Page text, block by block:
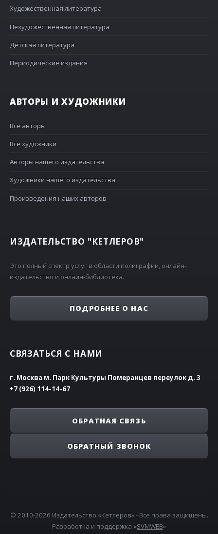
Художественная литература
Нехудожественная литература
Детская литература
Периодические издания
АВТОРЫ И ХУДОЖНИКИ
Все авторы
Все художники
Авторы нашего издательства
Художники нашего издательства
Произведения наших авторов
ИЗДАТЕЛЬСТВО "КЕТЛЕРОВ"
Это полный спектр услуг в области полиграфии, онлайн-
издательство и онлайн-библиотека.
ПОДРОБНЕЕ О НАС
СВЯЗАТЬСЯ С НАМИ
г. Москва м. Парк Культуры Померанцев переулок д. 3
+7 (926) 114-14-67
ОБРАТНАЯ СВЯЗЬ
ОБРАТНЫЙ ЗВОНОК
© 2010-2026 Издательство «Кетлеров» - Все права защищены.
Разработка и поддержка «SVMWEB»